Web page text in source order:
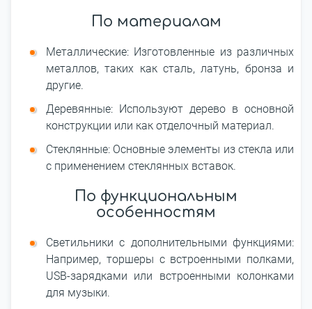
По материалам
Металлические: Изготовленные из различных
металлов, таких как сталь, латунь, бронза и
другие.
Деревянные: Используют дерево в основной
конструкции или как отделочный материал.
Стеклянные: Основные элементы из стекла или
с применением стеклянных вставок.
По функциональным
особенностям
Светильники с дополнительными функциями:
Например, торшеры с встроенными полками,
USB-зарядками или встроенными колонками
для музыки.